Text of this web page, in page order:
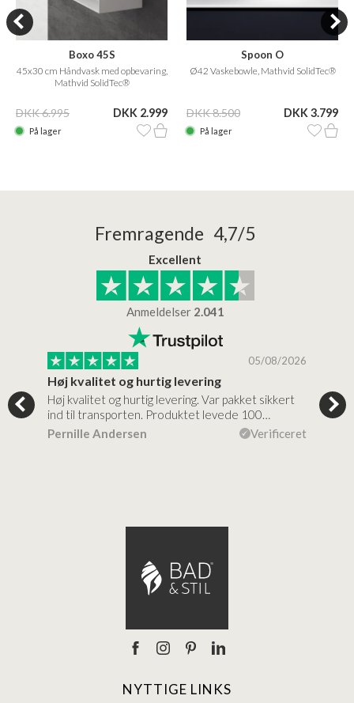
Boxo 45S
45x30 cm Håndvask med opbevaring,
Mathvid SolidTec®
DKK 6.995 DKK 2.999
På lager
Spoon O
Ø42 Vaskebowle, Mathvid SolidTec®
DKK 8.500 DKK 3.799
På lager
Fremragende 4,7/5
Excellent
Anmeldelser 2.041
05/08/2026
Høj kvalitet og hurtig levering
Høj kvalitet og hurtig levering. Var pakket sikkert
ind til transporten. Produktet levede 100…
Pernille Andersen
Verificeret
NYTTIGE LINKS